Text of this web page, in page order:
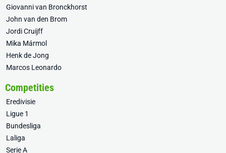
Giovanni van Bronckhorst
John van den Brom
Jordi Cruijff
Mika Mármol
Henk de Jong
Marcos Leonardo
Competities
Eredivisie
Ligue 1
Bundesliga
Laliga
Serie A